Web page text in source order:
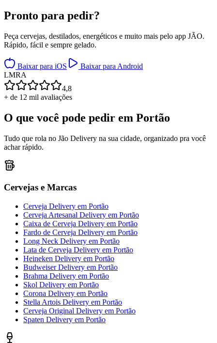
Pronto para pedir?
Peça cervejas, destilados, energéticos e muito mais pelo app JÃO.
Rápido, fácil e sempre gelado.
Baixar para iOS
Baixar para Android
LMRA
4,8
+ de 12 mil avaliações
O que você pode pedir em Portão
Tudo que rola no Jão Delivery na sua cidade, organizado pra você
achar rápido.
Cervejas e Marcas
Cerveja Delivery em Portão
Cerveja Artesanal Delivery em Portão
Caixa de Cerveja Delivery em Portão
Fardo de Cerveja Delivery em Portão
Long Neck Delivery em Portão
Lata de Cerveja Delivery em Portão
Heineken Delivery em Portão
Budweiser Delivery em Portão
Brahma Delivery em Portão
Skol Delivery em Portão
Corona Delivery em Portão
Stella Artois Delivery em Portão
Cerveja Original Delivery em Portão
Spaten Delivery em Portão